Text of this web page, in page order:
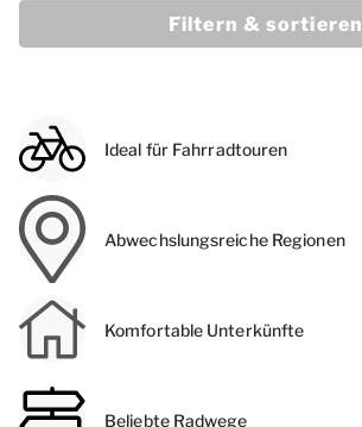
Filtern & sortieren
Ideal für Fahrradtouren
Abwechslungsreiche Regionen
Komfortable Unterkünfte
Beliebte Radwege